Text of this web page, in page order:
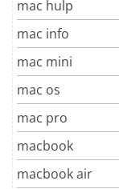
mac hulp
mac info
mac mini
mac os
mac pro
macbook
macbook air